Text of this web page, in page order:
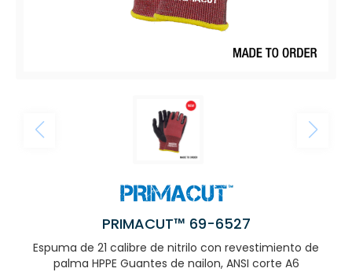
PRIMACUT™ 69-6527
Espuma de 21 calibre de nitrilo con revestimiento de
palma HPPE Guantes de nailon, ANSI corte A6